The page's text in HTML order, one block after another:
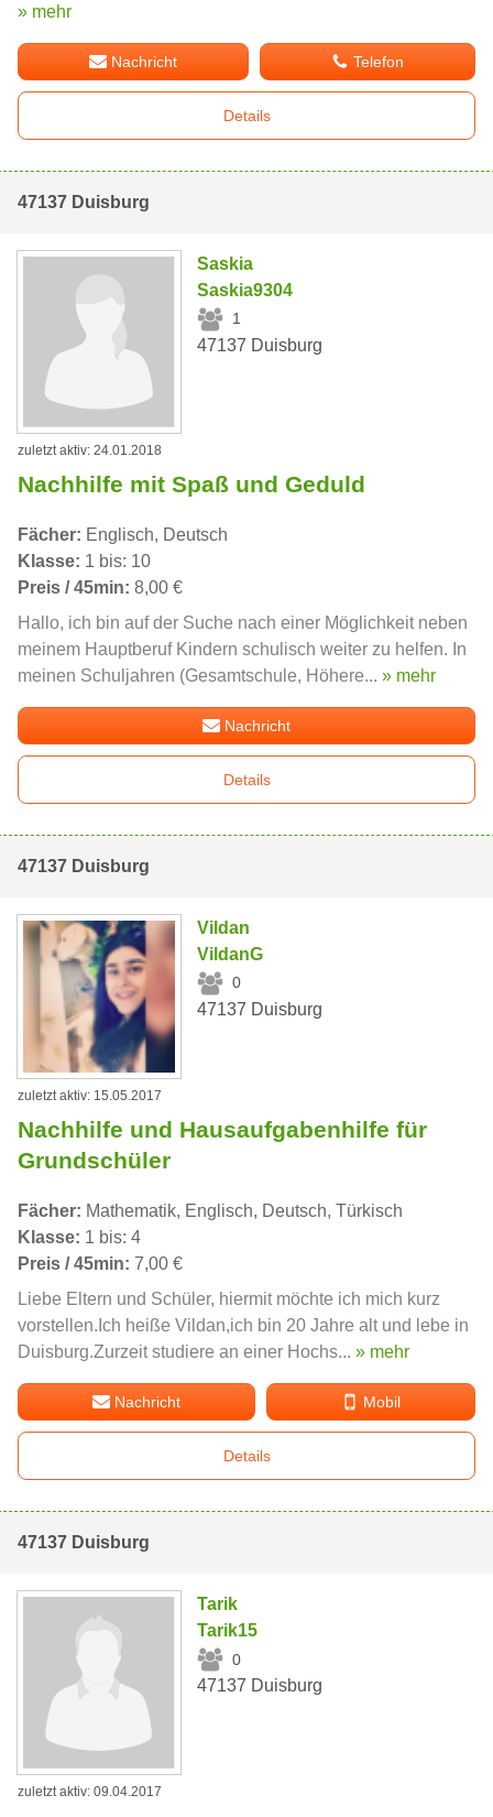
» mehr
Nachricht Telefon
Details
47137 Duisburg
Saskia
Saskia9304
1
47137 Duisburg
zuletzt aktiv: 24.01.2018
Nachhilfe mit Spaß und Geduld
Fächer: Englisch, Deutsch
Klasse: 1 bis: 10
Preis / 45min: 8,00 €
Hallo, ich bin auf der Suche nach einer Möglichkeit neben
meinem Hauptberuf Kindern schulisch weiter zu helfen. In
meinen Schuljahren (Gesamtschule, Höhere... » mehr
Nachricht
Details
47137 Duisburg
Vildan
VildanG
0
47137 Duisburg
zuletzt aktiv: 15.05.2017
Nachhilfe und Hausaufgabenhilfe für
Grundschüler
Fächer: Mathematik, Englisch, Deutsch, Türkisch
Klasse: 1 bis: 4
Preis / 45min: 7,00 €
Liebe Eltern und Schüler, hiermit möchte ich mich kurz
vorstellen.Ich heiße Vildan,ich bin 20 Jahre alt und lebe in
Duisburg.Zurzeit studiere an einer Hochs... » mehr
Nachricht Mobil
Details
47137 Duisburg
Tarik
Tarik15
0
47137 Duisburg
zuletzt aktiv: 09.04.2017